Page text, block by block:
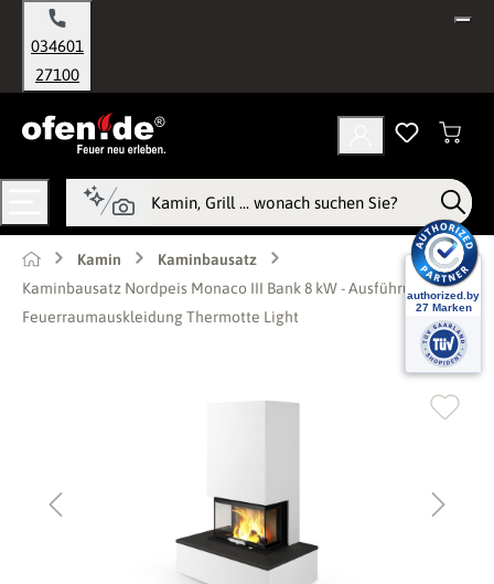
springen
034601
27100
Kamin
Kaminbausatz
Kaminbausatz Nordpeis Monaco III Bank 8 kW - Ausführung:
Feuerraumauskleidung Thermotte Light